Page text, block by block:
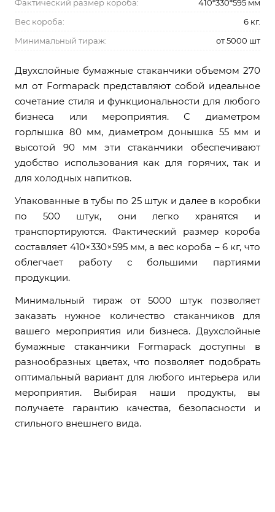
Фактический размер короба:
410*330*595 мм
Вес короба:
6 кг.
Минимальный тираж:
от 5000 шт
Двухслойные бумажные стаканчики объемом 270
мл от Formapack представляют собой идеальное
сочетание стиля и функциональности для любого
бизнеса или мероприятия. С диаметром
горлышка 80 мм, диаметром донышка 55 мм и
высотой 90 мм эти стаканчики обеспечивают
удобство использования как для горячих, так и
для холодных напитков.
Упакованные в тубы по 25 штук и далее в коробки
по 500 штук, они легко хранятся и
транспортируются. Фактический размер короба
составляет 410×330×595 мм, а вес короба – 6 кг, что
облегчает работу с большими партиями
продукции.
Минимальный тираж от 5000 штук позволяет
заказать нужное количество стаканчиков для
вашего мероприятия или бизнеса. Двухслойные
бумажные стаканчики Formapack доступны в
разнообразных цветах, что позволяет подобрать
оптимальный вариант для любого интерьера или
мероприятия. Выбирая наши продукты, вы
получаете гарантию качества, безопасности и
стильного внешнего вида.